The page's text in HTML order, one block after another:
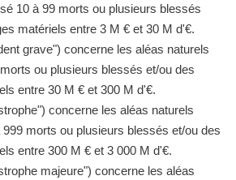
10 à 99 morts ou plusieurs blessés
matériels entre 3 M € et 30 M d'€.
grave") concerne les aléas naturels
ou plusieurs blessés et/ou des
entre 30 M € et 300 M d'€.
concerne les aléas naturels
morts ou plusieurs blessés et/ou des
entre 300 M € et 3 000 M d'€.
majeure") concerne les aléas